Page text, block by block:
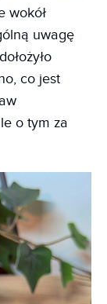
wokół
uwagę
co jest
o tym za